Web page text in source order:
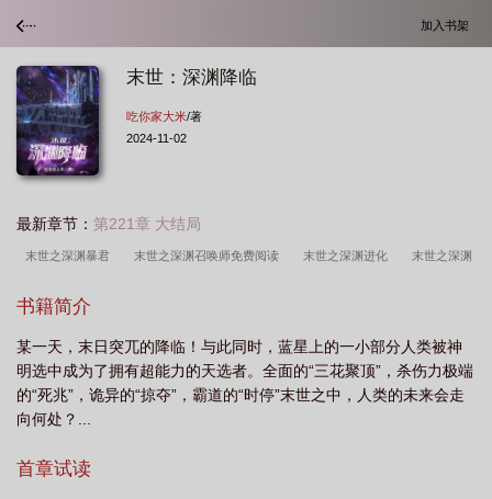
加入书架
末世：深渊降临
吃你家大米/著
2024-11-02
最新章节： 第221章 大结局
末世之深渊暴君 末世之深渊召唤师免费阅读 末世之深渊进化 末世之深渊
师免费阅读
读全文 末世深渊降临吃你家大米 末世深渊降临免费阅读 末世之深渊召唤师
笔趣阁 末世深渊之召唤师百度百科 末世深渊 末世深渊之主 末世之深渊
召唤师无弹窗
书籍简介
某一天，末日突兀的降临！与此同时，蓝星上的一小部分人类被神
明选中成为了拥有超能力的天选者。全面的“三花聚顶”，杀伤力极端
的“死兆”，诡异的“掠夺”，霸道的“时停”末世之中，人类的未来会走
向何处？...
首章试读